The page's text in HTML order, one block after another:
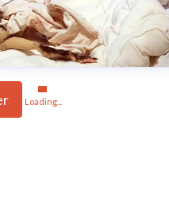
Loading...